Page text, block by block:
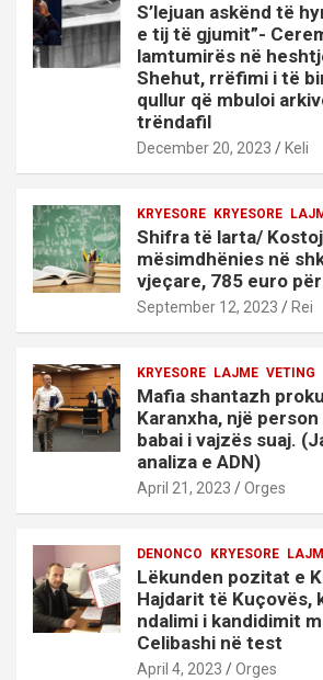
S’lejuan askënd të
e tij të gjumit”-
lamtumirës në
Shehut, rrëfimi i të
qullur që mbuloi
trëndafil
December 20, 2023 Keli
KRYESORE KRYESORE
Shifra të larta/
mësimdhënies në
vjeçare, 785 euro
September 12, 2023 Rei
KRYESORE LAJME VETING
Mafia shantazh
Karanxha, një
babai i vajzës suaj.
analiza e ADN)
April 21, 2023 Orges
DENONCO KRYESORE
Lëkunden pozitat e
Hajdarit të Kuçovës,
ndalimi i kandidimit
Celibashi në test
April 4, 2023 Orges